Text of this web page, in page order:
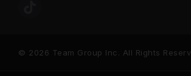
© 2026 Team Group Inc. All Rights